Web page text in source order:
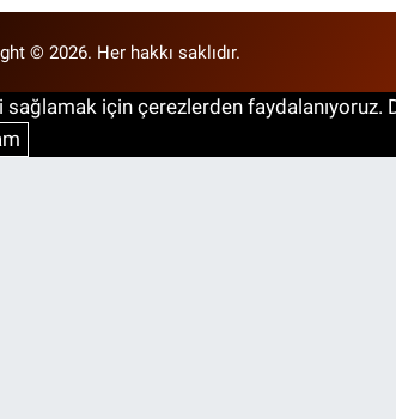
© 2026. Her hakkı saklıdır.
için çerezlerden faydalanıyoruz.